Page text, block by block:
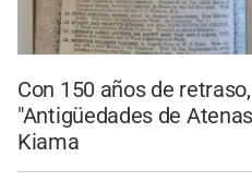
Con 150 años de
"Antigüedades de
Kiama